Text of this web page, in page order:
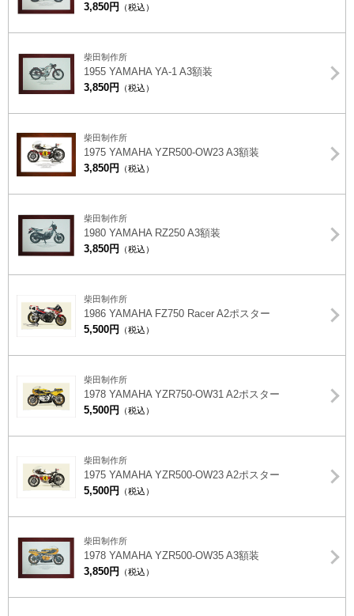
3,850円
（税込）
柴田制作所
1955 YAMAHA YA-1 A3額装
3,850円
（税込）
柴田制作所
1975 YAMAHA YZR500-OW23 A3額装
3,850円
（税込）
柴田制作所
1980 YAMAHA RZ250 A3額装
3,850円
（税込）
柴田制作所
1986 YAMAHA FZ750 Racer A2ポスター
5,500円
（税込）
柴田制作所
1978 YAMAHA YZR750-OW31 A2ポスター
5,500円
（税込）
柴田制作所
1975 YAMAHA YZR500-OW23 A2ポスター
5,500円
（税込）
柴田制作所
1978 YAMAHA YZR500-OW35 A3額装
3,850円
（税込）